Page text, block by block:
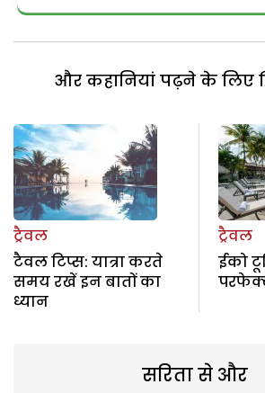
और कहानियां पढ़ने के लिए
ट्रैवल
टैवल टिप्स: यात्रा करते
समय रखें इन बातों का
ध्यान
ट्रैवल
ईको
सरिता से और